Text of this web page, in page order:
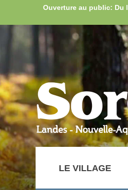
Ouverture au public: Du
LE VILLAGE